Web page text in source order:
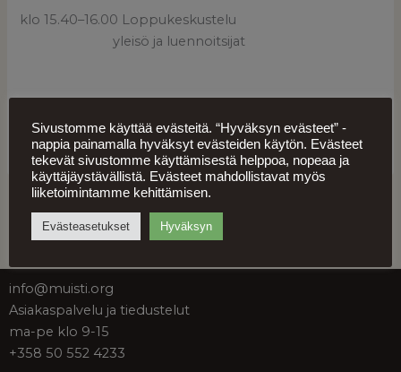
klo 15.40–16.00 Loppukeskustelu
yleisö ja luennoitsijat
kokoelma.
info@muisti.org
Asiakaspalvelu ja tiedustelut
ma-pe klo 9-15
+358 50 552 4233
Sivustomme käyttää evästeitä. “Hyväksyn evästeet” -
nappia painamalla hyväksyt evästeiden käytön. Evästeet
tekevät sivustomme käyttämisestä helppoa, nopeaa ja
käyttäjäystävällistä. Evästeet mahdollistavat myös
liiketoimintamme kehittämisen.
Evästeasetukset Hyväksyn